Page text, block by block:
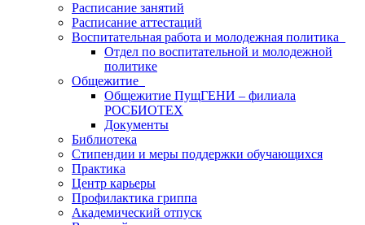
Расписание занятий
Расписание аттестаций
Воспитательная работа и молодежная политика
Отдел по воспитательной и молодежной
политике
Общежитие
Общежитие ПущГЕНИ – филиала
РОСБИОТЕХ
Документы
Библиотека
Стипендии и меры поддержки обучающихся
Практика
Центр карьеры
Профилактика гриппа
Академический отпуск